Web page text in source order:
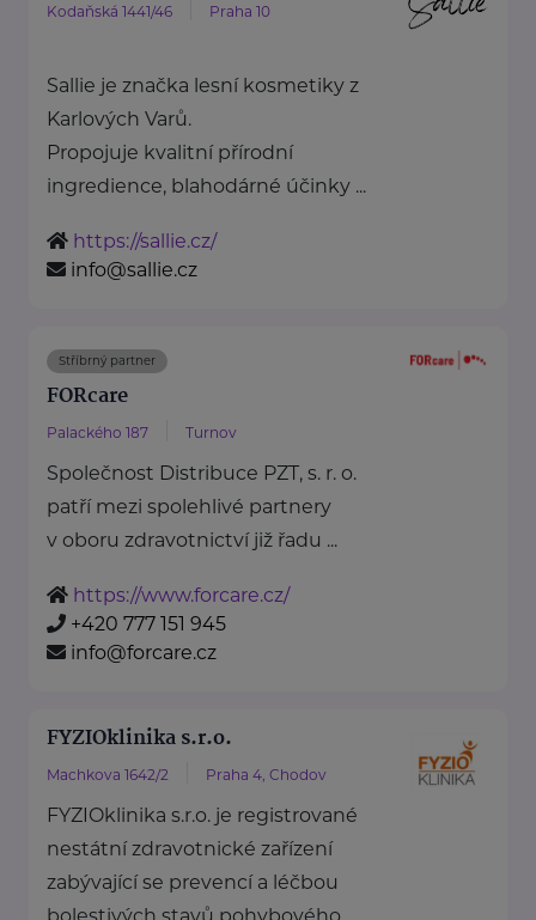
Kodaňská 1441/46 Praha 10
Sallie je značka lesní kosmetiky z
Karlových Varů.
Propojuje kvalitní přírodní
ingredience, blahodárné účinky ...
https://sallie.cz/
info@sallie.cz
Stříbrný partner
FORcare
Palackého 187 Turnov
Společnost Distribuce PZT, s. r. o.
patří mezi spolehlivé partnery
v oboru zdravotnictví již řadu ...
https://www.forcare.cz/
+420 777 151 945
info@forcare.cz
FYZIOklinika s.r.o.
Machkova 1642/2 Praha 4, Chodov
FYZIOklinika s.r.o. je registrované
nestátní zdravotnické zařízení
zabývající se prevencí a léčbou